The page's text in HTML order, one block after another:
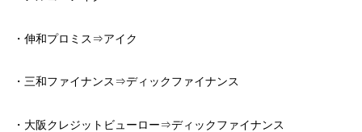
・伸和プロミス⇒アイク
・三和ファイナンス⇒ディックファイナンス
・大阪クレジットビューロー⇒ディックファイナンス